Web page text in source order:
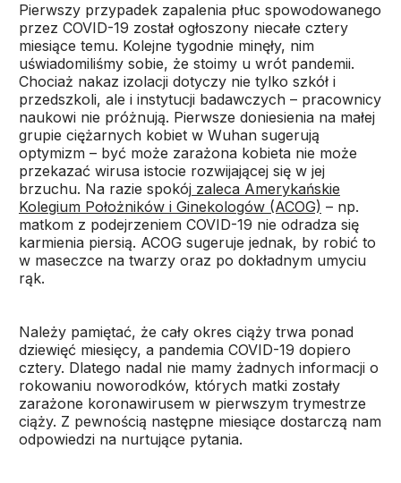
Pierwszy przypadek zapalenia płuc spowodowanego
przez COVID-19 został ogłoszony niecałe cztery
miesiące temu. Kolejne tygodnie minęły, nim
uświadomiliśmy sobie, że stoimy u wrót pandemii.
Chociaż nakaz izolacji dotyczy nie tylko szkół i
przedszkoli, ale i instytucji badawczych – pracownicy
naukowi nie próżnują. Pierwsze doniesienia na małej
grupie ciężarnych kobiet w Wuhan sugerują
optymizm – być może zarażona kobieta nie może
przekazać wirusa istocie rozwijającej się w jej
brzuchu. Na razie spokój zaleca Amerykańskie
Kolegium Położników i Ginekologów (ACOG) – np.
matkom z podejrzeniem COVID-19 nie odradza się
karmienia piersią. ACOG sugeruje jednak, by robić to
w maseczce na twarzy oraz po dokładnym umyciu
rąk.
Należy pamiętać, że cały okres ciąży trwa ponad
dziewięć miesięcy, a pandemia COVID-19 dopiero
cztery. Dlatego nadal nie mamy żadnych informacji o
rokowaniu noworodków, których matki zostały
zarażone koronawirusem w pierwszym trymestrze
ciąży. Z pewnością następne miesiące dostarczą nam
odpowiedzi na nurtujące pytania.